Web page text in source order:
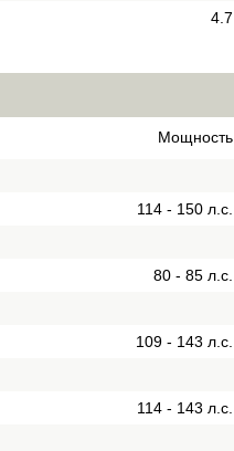
4.7
Мощность
114 - 150 л.с.
80 - 85 л.с.
109 - 143 л.с.
114 - 143 л.с.